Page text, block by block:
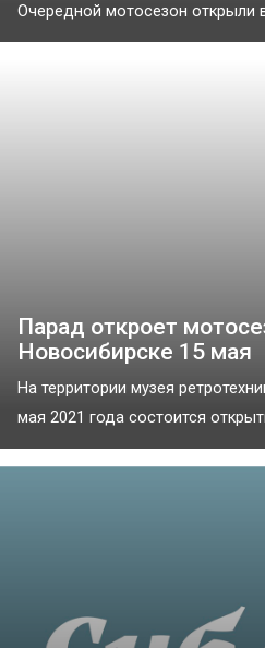
Очередной мотосезон открыли
Парад откроет
Новосибирске 15 мая
На территории музея
мая 2021 года состоится